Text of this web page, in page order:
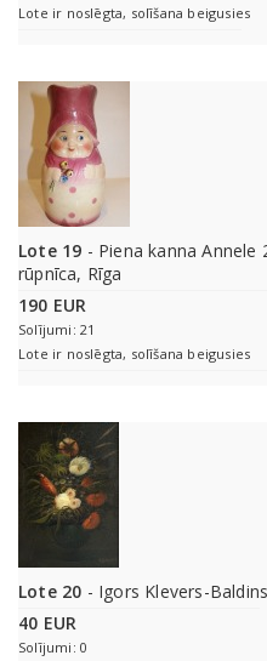
Lote ir noslēgta, solīšana beigusies
Lote 19 - Piena kanna Annele
rūpnīca, Rīga
190 EUR
Solījumi: 21
Lote ir noslēgta, solīšana beigusies
Lote 20 - Igors Klevers-Baldins
40 EUR
Solījumi: 0